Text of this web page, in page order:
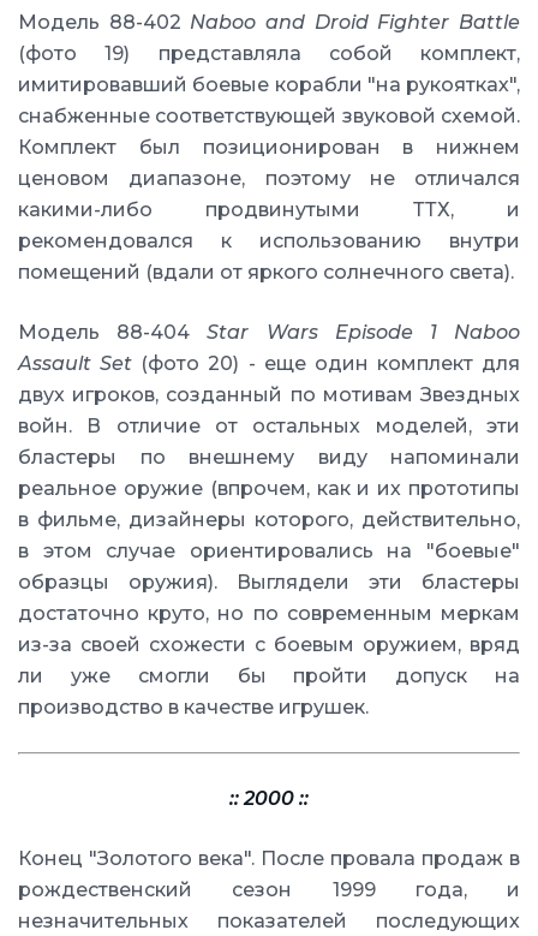
Модель 88-402 Naboo and Droid Fighter Battle
(фото 19) представляла собой комплект,
имитировавший боевые корабли "на рукоятках",
снабженные соответствующей звуковой схемой.
Комплект был позиционирован в нижнем
ценовом диапазоне, поэтому не отличался
какими-либо продвинутыми ТТХ, и
рекомендовался к использованию внутри
помещений (вдали от яркого солнечного света).
Модель 88-404Star Wars Episode 1 Naboo
Assault Set (фото 20) - еще один комплект для
двух игроков, созданный по мотивам Звездных
войн. В отличие от остальных моделей, эти
бластеры по внешнему виду напоминали
реальное оружие (впрочем, как и их прототипы
в фильме, дизайнеры которого, действительно,
в этом случае ориентировались на "боевые"
образцы оружия). Выглядели эти бластеры
достаточно круто, но по современным меркам
из-за своей схожести с боевым оружием, вряд
ли уже смогли бы пройти допуск на
производство в качестве игрушек.
:: 2000 ::
Конец "Золотого века". После провала продаж в
рождественский сезон 1999 года, и
незначительных показателей последующих